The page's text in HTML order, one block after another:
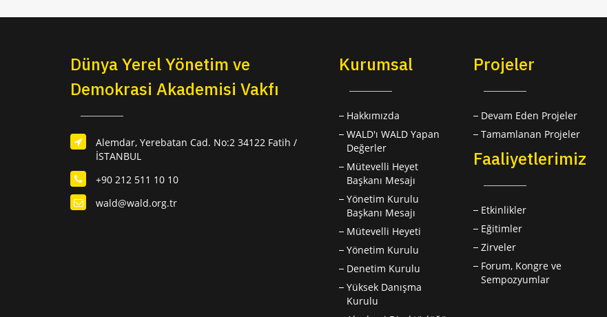
Dünya Yerel Yönetim ve
Demokrasi Akademisi Vakfı
Alemdar, Yerebatan Cad. No:2 34122 Fatih /
İSTANBUL
+90 212 511 10 10
wald@wald.org.tr
Kurumsal
Hakkımızda
WALD'ı WALD Yapan
Değerler
Mütevelli Heyet
Başkanı Mesajı
Yönetim Kurulu
Başkanı Mesajı
Mütevelli Heyeti
Yönetim Kurulu
Denetim Kurulu
Yüksek Danışma
Kurulu
Projeler
Devam Eden Projeler
Tamamlanan Projeler
Faaliyetlerimiz
Etkinlikler
Eğitimler
Zirveler
Forum, Kongre ve
Sempozyumlar